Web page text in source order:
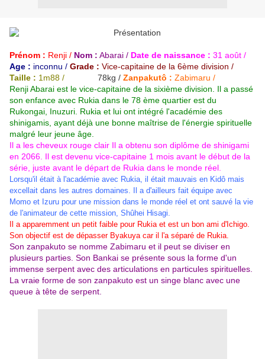
Prénom : Renji / Nom : Abarai / Date de naissance : 31 août /
Age : inconnu / Grade : Vice-capitaine de la 6ème division /
Taille : 1m88 / 78kg / Zanpakutô : Zabimaru /
Renji Abarai est le vice-capitaine de la sixième division. Il a passé
son enfance avec Rukia dans le 78 ème quartier est du
Rukongai, Inuzuri. Rukia et lui ont intégré l'académie des
shinigamis, ayant déjà une bonne maîtrise de l'énergie spirituelle
malgré leur jeune âge.
Il a les cheveux rouge clair Il a obtenu son diplôme de shinigami
en 2066. Il est devenu vice-capitaine 1 mois avant le début de la
série, juste avant le départ de Rukia dans le monde réel.
Lorsqu'il était à l'académie avec Rukia, il était mauvais en Kidô mais
excellait dans les autres domaines. Il a d'ailleurs fait équipe avec
Momo et Izuru pour une mission dans le monde réel et ont sauvé la vie
de l'animateur de cette mission, Shûhei Hisagi.
Il a apparemment un petit faible pour Rukia et est un bon ami d'Ichigo.
Son objectif est de dépasser Byakuya car il l'a séparé de Rukia.
Son zanpakuto se nomme Zabimaru et il peut se diviser en
plusieurs parties. Son Bankai se présente sous la forme d'un
immense serpent avec des articulations en particules spirituelles.
La vraie forme de son zanpakuto est un singe blanc avec une
queue à tête de serpent.